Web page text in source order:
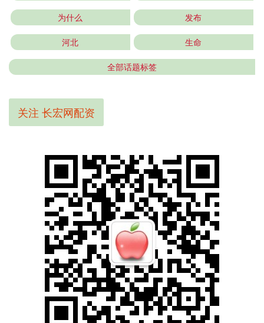
为什么 发布
河北 生命
全部话题标签
关注 长宏网配资